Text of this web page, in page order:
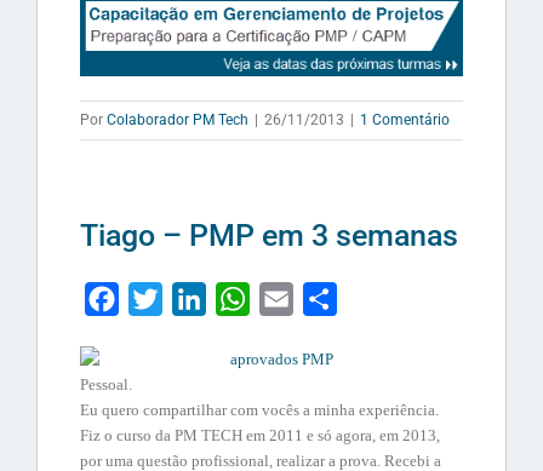
Por Colaborador PM Tech | 26/11/2013 | 1 Comentário
Tiago – PMP em 3 semanas
FacebookTwitterLinkedInWhatsApp
Email
Pessoal.
Eu quero compartilhar com vocês a minha experiência.
Fiz o curso da PM TECH em 2011 e só agora, em 2013,
por uma questão profissional, realizar a prova. Recebi a